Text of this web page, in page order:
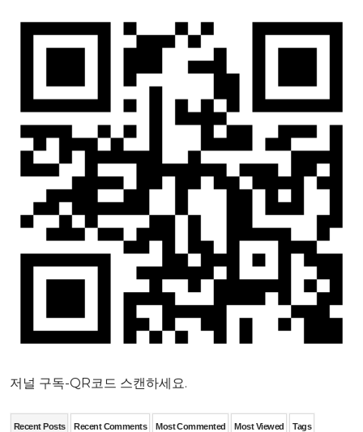
저널 구독-QR코드 스캔하세요.
Recent Posts Recent Comments Most Commented Most Viewed Tags